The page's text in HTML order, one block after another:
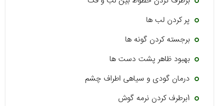
پر کردن لب ها
برجسته کردن گونه ها
بهبود ظاهر پشت دست ها
درمان گودی و سیاهی اطراف چشم
1برطرف کردن نرمه گوش